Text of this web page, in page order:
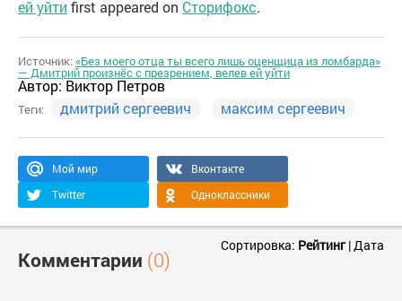
ей уйти first appeared on Сторифокс.
Источник:«Без моего отца ты всего лишь оценщица из ломбарда»
— Дмитрий произнёс с презрением, велев ей уйти
Автор:Виктор Петров
Теги: дмитрий сергеевич максим сергеевич
Мой мир
Вконтакте
Twitter
Одноклассники
Комментарии (0)
Сортировка: Рейтинг|Дата